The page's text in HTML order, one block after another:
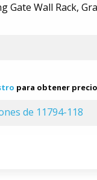
Gate Wall Rack,
para obtener
de 11794-118